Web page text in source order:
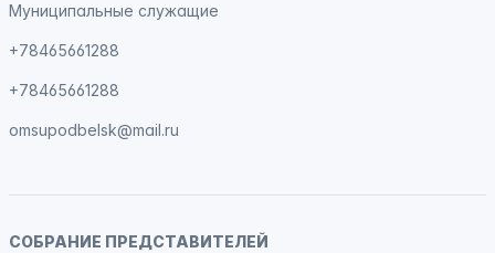
Муниципальные служащие
+78465661288
+78465661288
omsupodbelsk@mail.ru
СОБРАНИЕ ПРЕДСТАВИТЕЛЕЙ